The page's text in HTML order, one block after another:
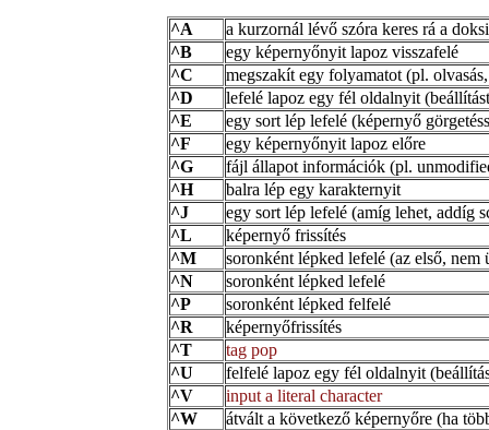
^A
a kurzornál lévő szóra keres rá a
^B
egy képernyőnyit lapoz visszafelé
^C
megszakít egy folyamatot (pl.
^D
lefelé lapoz egy fél oldalnyit
^E
egy sort lép lefelé (képernyő
^F
egy képernyőnyit lapoz előre
^G
fájl állapot információk (pl.
^H
balra lép egy karakternyit
^J
egy sort lép lefelé (amíg lehet, addíg
^L
képernyő frissítés
^M
soronként lépked lefelé (az első, nem
^N
soronként lépked lefelé
^P
soronként lépked felfelé
^R
képernyőfrissítés
^T
tag pop
^U
felfelé lapoz egy fél oldalnyit
^V
input a literal character
^W
átvált a következő képernyőre (ha